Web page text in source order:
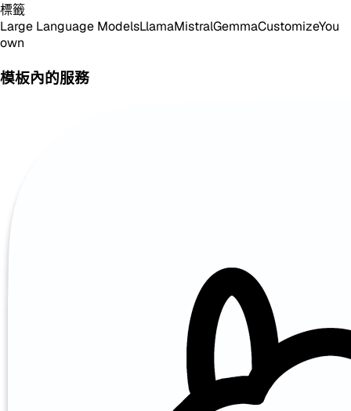
標籤
Large Language ModelsLlamaMistralGemmaCustomizeYou
own
模板內的服務